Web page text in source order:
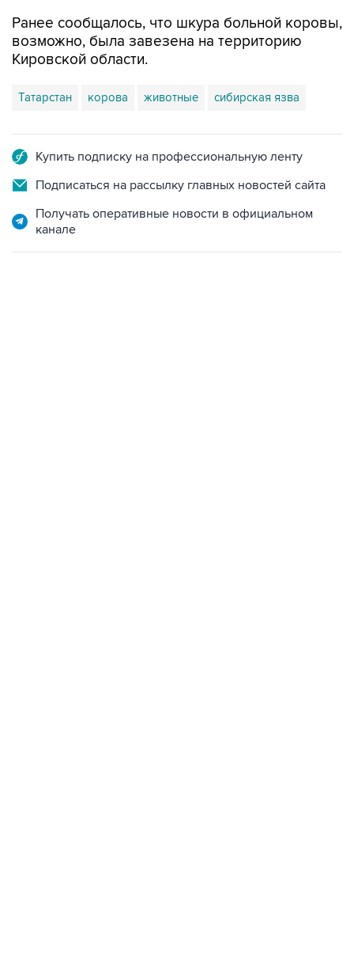
Ранее сообщалось, что шкура больной коровы,
возможно, была завезена на территорию
Кировской области.
Татарстан корова животные сибирская язва
Купить подписку на профессиональную ленту
Подписаться на рассылку главных новостей сайта
Получать оперативные новости в официальном
канале